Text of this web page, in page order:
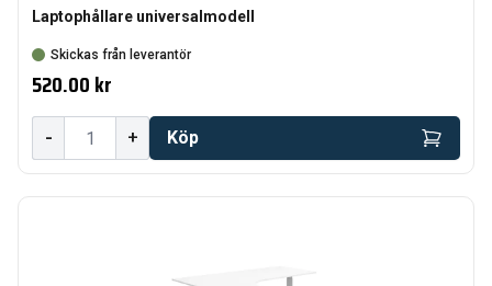
Laptophållare universalmodell
Skickas från leverantör
520.00 kr
- + Köp